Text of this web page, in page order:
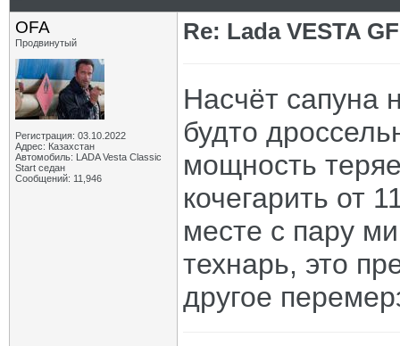
OFA
Продвинутый
Регистрация: 03.10.2022
Адрес: Казахстан
Автомобиль: LADA Vesta Classic
Start седан
Сообщений: 11,946
Re: Lada VESTA
Насчёт сапуна
будто
мощность
кочегарить от
месте с пару
технарь, это
другое